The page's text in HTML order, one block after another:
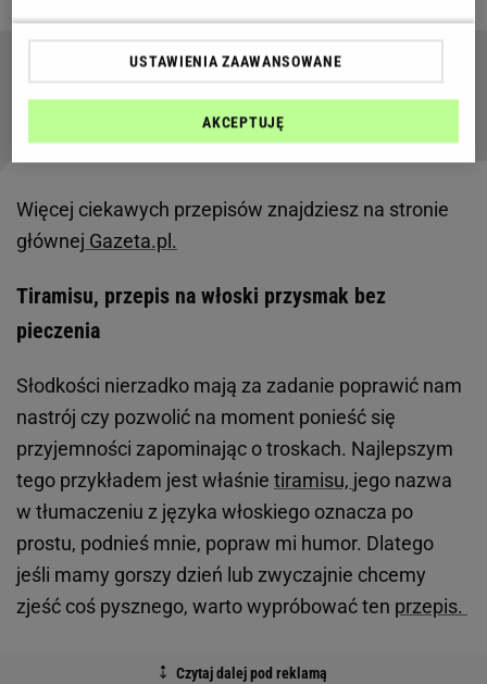
Przepis na biszkopt do tortu. Zastosuj kilka
wskazówek, a nie opadnie
Więcej ciekawych przepisów znajdziesz na stronie
głównej Gazeta.pl.
Tiramisu, przepis na włoski przysmak bez
pieczenia
Słodkości nierzadko mają za zadanie poprawić nam
nastrój czy pozwolić na moment ponieść się
przyjemności zapominając o troskach. Najlepszym
tego przykładem jest właśnie tiramisu, jego nazwa
w tłumaczeniu z języka włoskiego oznacza po
prostu, podnieś mnie, popraw mi humor. Dlatego
jeśli mamy gorszy dzień lub zwyczajnie chcemy
zjeść coś pysznego, warto wypróbować ten przepis.
USTAWIENIA ZAAWANSOWANE
AKCEPTUJĘ